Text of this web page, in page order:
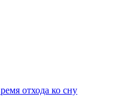
отхода ко сну